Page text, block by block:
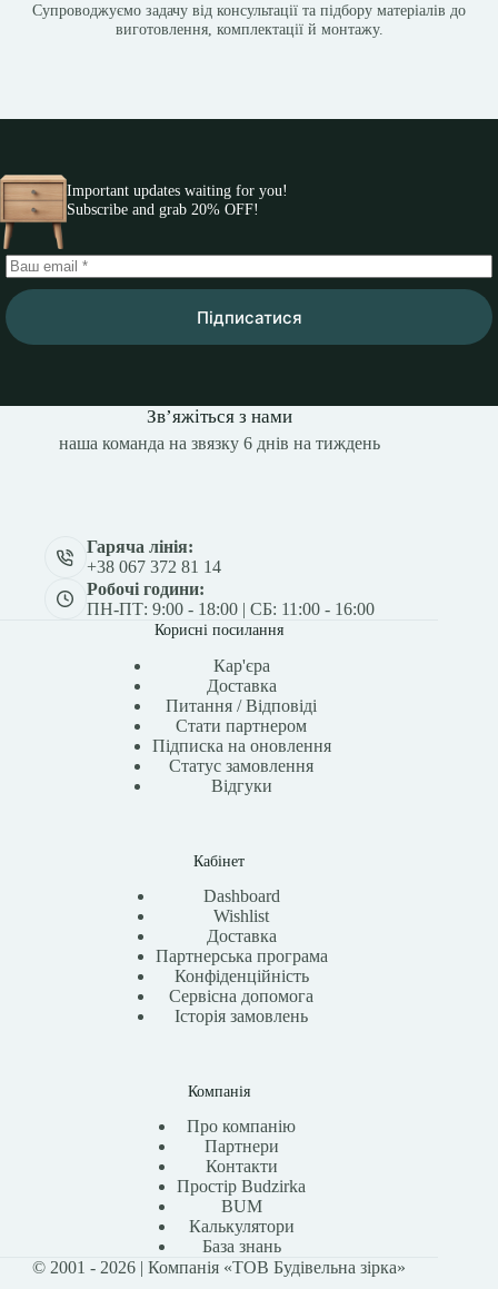
Супроводжуємо задачу від консультації та підбору матеріалів до
виготовлення, комплектації й монтажу.
Important updates waiting for you!
Subscribe and grab 20% OFF!
Підписатися
Зв’яжіться з нами
наша команда на звязку 6 днів на тиждень
Гаряча лінія:
+38 067 372 81 14
Робочі години:
ПН-ПТ: 9:00 - 18:00 | СБ: 11:00 - 16:00
Корисні посилання
Кар'єра
Доставка
Питання / Відповіді
Стати партнером
Підписка на оновлення
Статус замовлення
Відгуки
Кабінет
Dashboard
Wishlist
Доставка
Партнерська програма
Конфіденційність
Сервісна допомога
Історія замовлень
Компанія
Про компанію
Партнери
Контакти
Простір Budzirka
BUM
Калькулятори
База знань
© 2001 - 2026 | Компанія «ТОВ Будівельна зірка»